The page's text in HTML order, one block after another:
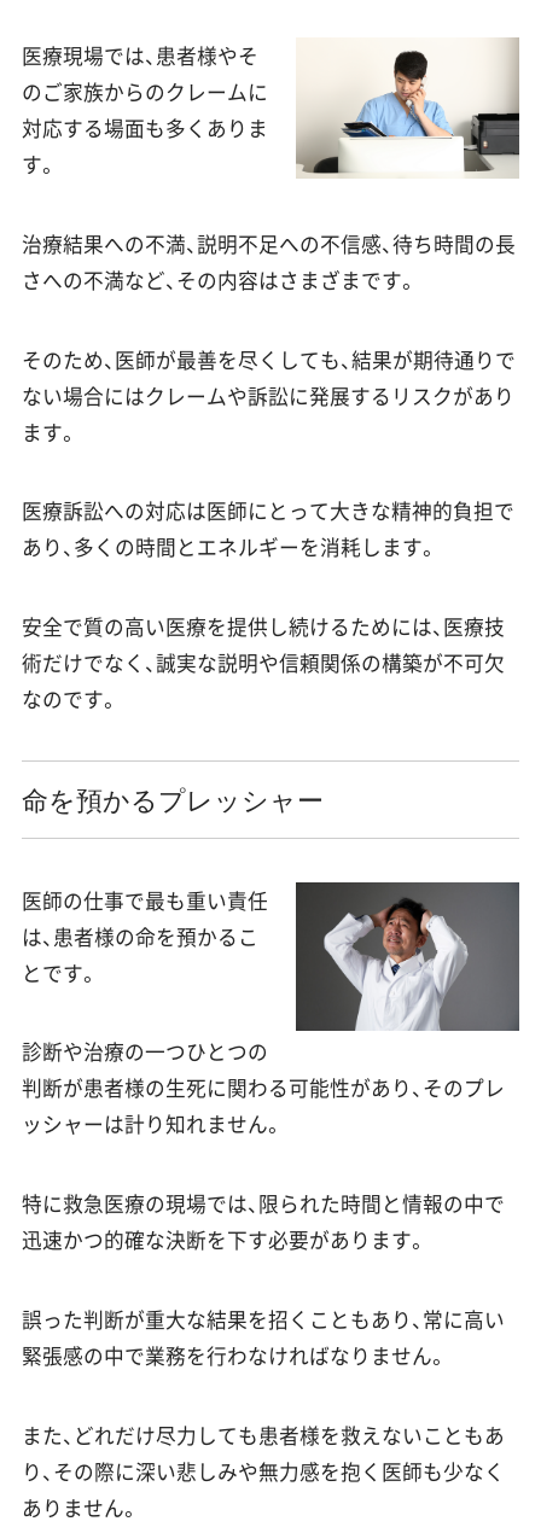
医療現場では、患者様やそ
のご家族からのクレームに
対応する場面も多くありま
す。
治療結果への不満、説明不足への不信感、待ち時間の長
さへの不満など、その内容はさまざまです。
そのため、医師が最善を尽くしても、結果が期待通りで
ない場合にはクレームや訴訟に発展するリスクがあり
ます。
医療訴訟への対応は医師にとって大きな精神的負担で
あり、多くの時間とエネルギーを消耗します。
安全で質の高い医療を提供し続けるためには、医療技
術だけでなく、誠実な説明や信頼関係の構築が不可欠
なのです。
命を預かるプレッシャー
医師の仕事で最も重い責任
は、患者様の命を預かるこ
とです。
診断や治療の一つひとつの
判断が患者様の生死に関わる可能性があり、そのプレ
ッシャーは計り知れません。
特に救急医療の現場では、限られた時間と情報の中で
迅速かつ的確な決断を下す必要があります。
誤った判断が重大な結果を招くこともあり、常に高い
緊張感の中で業務を行わなければなりません。
また、どれだけ尽力しても患者様を救えないこともあ
り、その際に深い悲しみや無力感を抱く医師も少なく
ありません。